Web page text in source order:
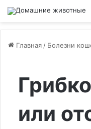
Главная / Болезни
или